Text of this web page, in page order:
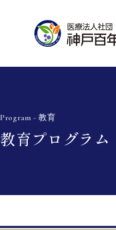
Program - 教育
教育プログラム